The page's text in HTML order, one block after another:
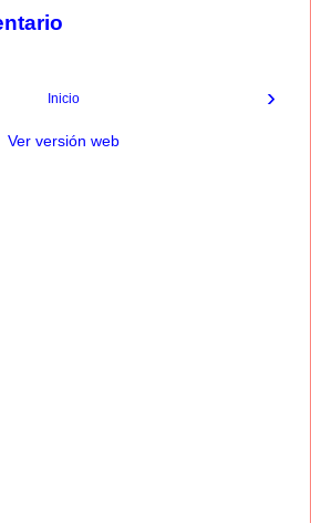
›
Inicio
Ver versión web